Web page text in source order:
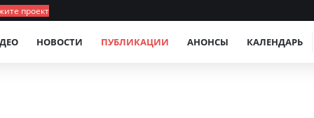
проект
НОВОСТИ ПУБЛИКАЦИИ АНОНСЫ КАЛЕНДАРЬ